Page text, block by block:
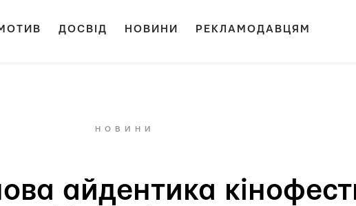
ДОСВІД НОВИНИ РЕКЛАМОДАВЦЯМ
НОВИНИ
айдентика